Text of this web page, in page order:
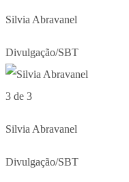
Silvia Abravanel
Divulgação/SBT
3 de 3
Silvia Abravanel
Divulgação/SBT